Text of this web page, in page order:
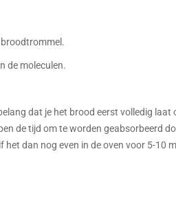
de moleculen.
dat je het brood eerst volledig
de tijd om te worden geabsorbeerd
dan nog even in de oven voor 5-10